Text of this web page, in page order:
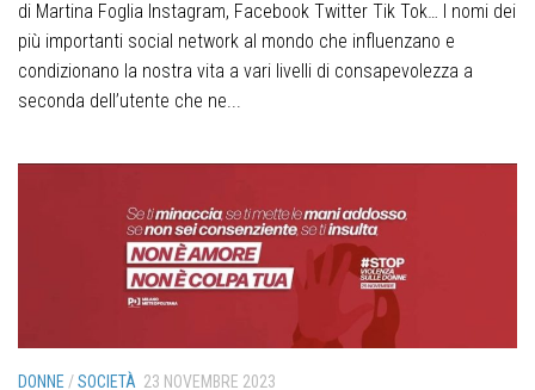
di Martina Foglia Instagram, Facebook Twitter Tik Tok… I nomi dei
più importanti social network al mondo che influenzano e
condizionano la nostra vita a vari livelli di consapevolezza a
seconda dell’utente che ne...
DONNE /SOCIETÀ 23 NOVEMBRE 2023